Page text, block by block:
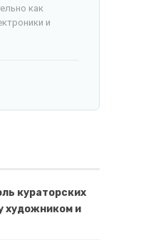
как
и
кураторских
художником и